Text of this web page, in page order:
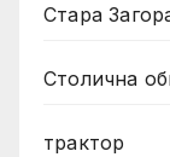
Стара
Столична
трактор